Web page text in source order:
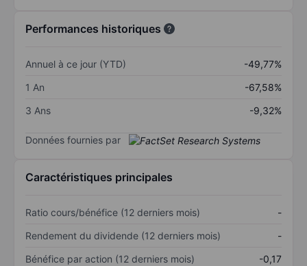
Performances historiques
Annuel à ce jour (YTD)
-49,77%
1 An
-67,58%
3 Ans
-9,32%
Données fournies par
Caractéristiques principales
Ratio cours/bénéfice (12 derniers mois)
-
Rendement du dividende (12 derniers mois)
-
Bénéfice par action (12 derniers mois)
-0,17